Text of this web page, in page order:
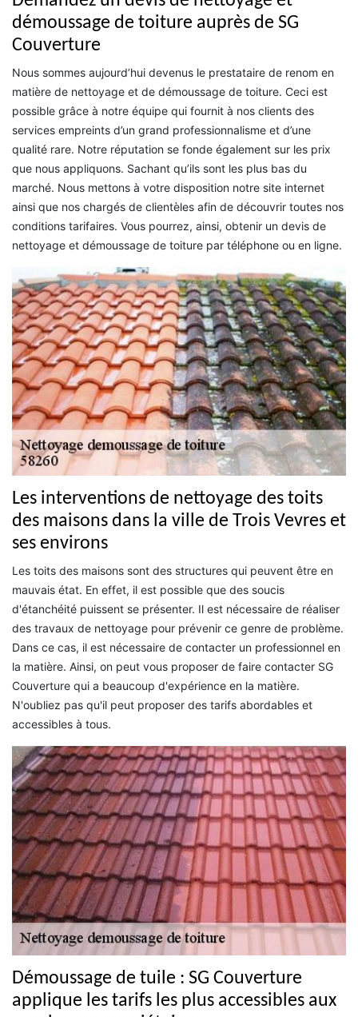
démoussage de toiture auprès de SG
Couverture
Nous sommes aujourd’hui devenus le prestataire de renom en
matière de nettoyage et de démoussage de toiture. Ceci est
possible grâce à notre équipe qui fournit à nos clients des
services empreints d’un grand professionnalisme et d’une
qualité rare. Notre réputation se fonde également sur les prix
que nous appliquons. Sachant qu’ils sont les plus bas du
marché. Nous mettons à votre disposition notre site internet
ainsi que nos chargés de clientèles afin de découvrir toutes nos
conditions tarifaires. Vous pourrez, ainsi, obtenir un devis de
nettoyage et démoussage de toiture par téléphone ou en ligne.
Les interventions de nettoyage des toits
des maisons dans la ville de Trois Vevres et
ses environs
Les toits des maisons sont des structures qui peuvent être en
mauvais état. En effet, il est possible que des soucis
d'étanchéité puissent se présenter. Il est nécessaire de réaliser
des travaux de nettoyage pour prévenir ce genre de problème.
Dans ce cas, il est nécessaire de contacter un professionnel en
la matière. Ainsi, on peut vous proposer de faire contacter SG
Couverture qui a beaucoup d'expérience en la matière.
N'oubliez pas qu'il peut proposer des tarifs abordables et
accessibles à tous.
Démoussage de tuile : SG Couverture
applique les tarifs les plus accessibles aux